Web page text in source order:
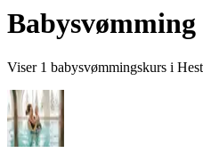
Babysvømming
Viser 1 babysvømmingskurs i